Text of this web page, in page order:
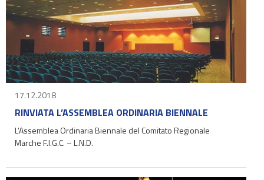
17.12.2018
RINVIATA L’ASSEMBLEA ORDINARIA BIENNALE
L’Assemblea Ordinaria Biennale del Comitato Regionale
Marche F.I.G.C. – L.N.D.